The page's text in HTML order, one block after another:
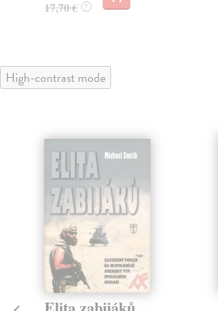
17,70 € ?
High-contrast mode